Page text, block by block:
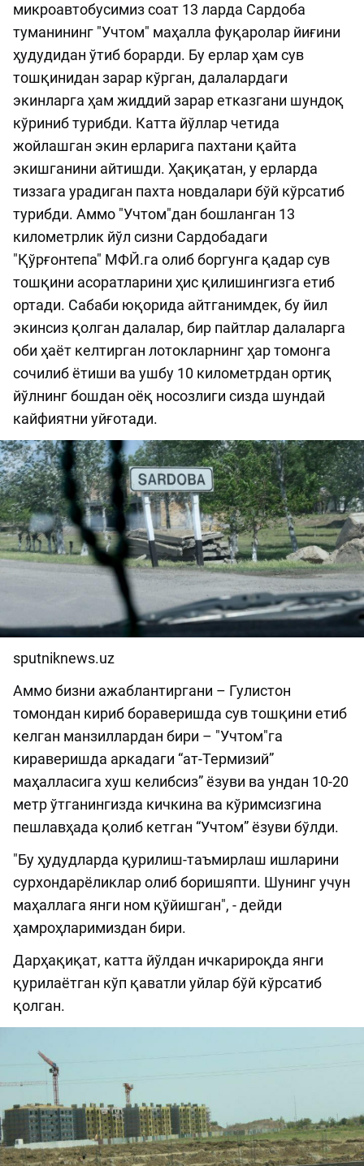
микроавтобусимиз соат 13 ларда Сардоба
туманининг "Учтом" маҳалла фуқаролар йиғини
ҳудудидан ўтиб борарди. Бу ерлар ҳам сув
тошқинидан зарар кўрган, далалардаги
экинларга ҳам жиддий зарар етказгани шундоқ
кўриниб турибди. Катта йўллар четида
жойлашган экин ерларига пахтани қайта
экишганини айтишди. Ҳақиқатан, у ерларда
тиззага урадиган пахта новдалари бўй кўрсатиб
турибди. Аммо "Учтом"дан бошланган 13
километрлик йўл сизни Сардобадаги
"Қўрғонтепа" МФЙ.га олиб боргунга қадар сув
тошқини асоратларини ҳис қилишингизга етиб
ортади. Сабаби юқорида айтганимдек, бу йил
экинсиз қолган далалар, бир пайтлар далаларга
оби ҳаёт келтирган лотокларнинг ҳар томонга
сочилиб ётиши ва ушбу 10 километрдан ортиқ
йўлнинг бошдан оёқ носозлиги сизда шундай
кайфиятни уйғотади.
sputniknews.uz
Аммо бизни ажаблантиргани – Гулистон
томондан кириб бораверишда сув тошқини етиб
келган манзиллардан бири – "Учтом"га
кираверишда аркадаги “ат-Термизий”
маҳалласига хуш келибсиз” ёзуви ва ундан 10-20
метр ўтганингизда кичкина ва кўримсизгина
пешлавҳада қолиб кетган “Учтом” ёзуви бўлди.
"Бу ҳудудларда қурилиш-таъмирлаш ишларини
сурхондарёликлар олиб боришяпти. Шунинг учун
маҳаллага янги ном қўйишган", - дейди
ҳамроҳларимиздан бири.
Дарҳақиқат, катта йўлдан ичкарироқда янги
қурилаётган кўп қаватли уйлар бўй кўрсатиб
қолган.